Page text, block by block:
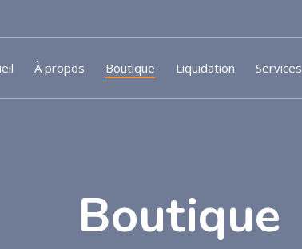
À propos Boutique Liquidation Services
Boutique